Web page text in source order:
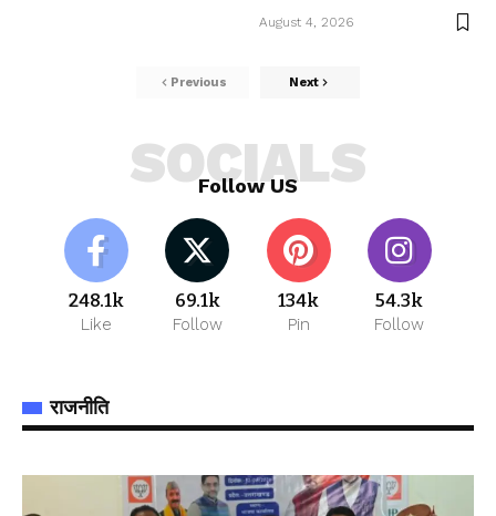
August 4, 2026
Previous Next
Follow US
SOCIALS
248.1k
Like
69.1k
Follow
134k
Pin
54.3k
Follow
राजनीति